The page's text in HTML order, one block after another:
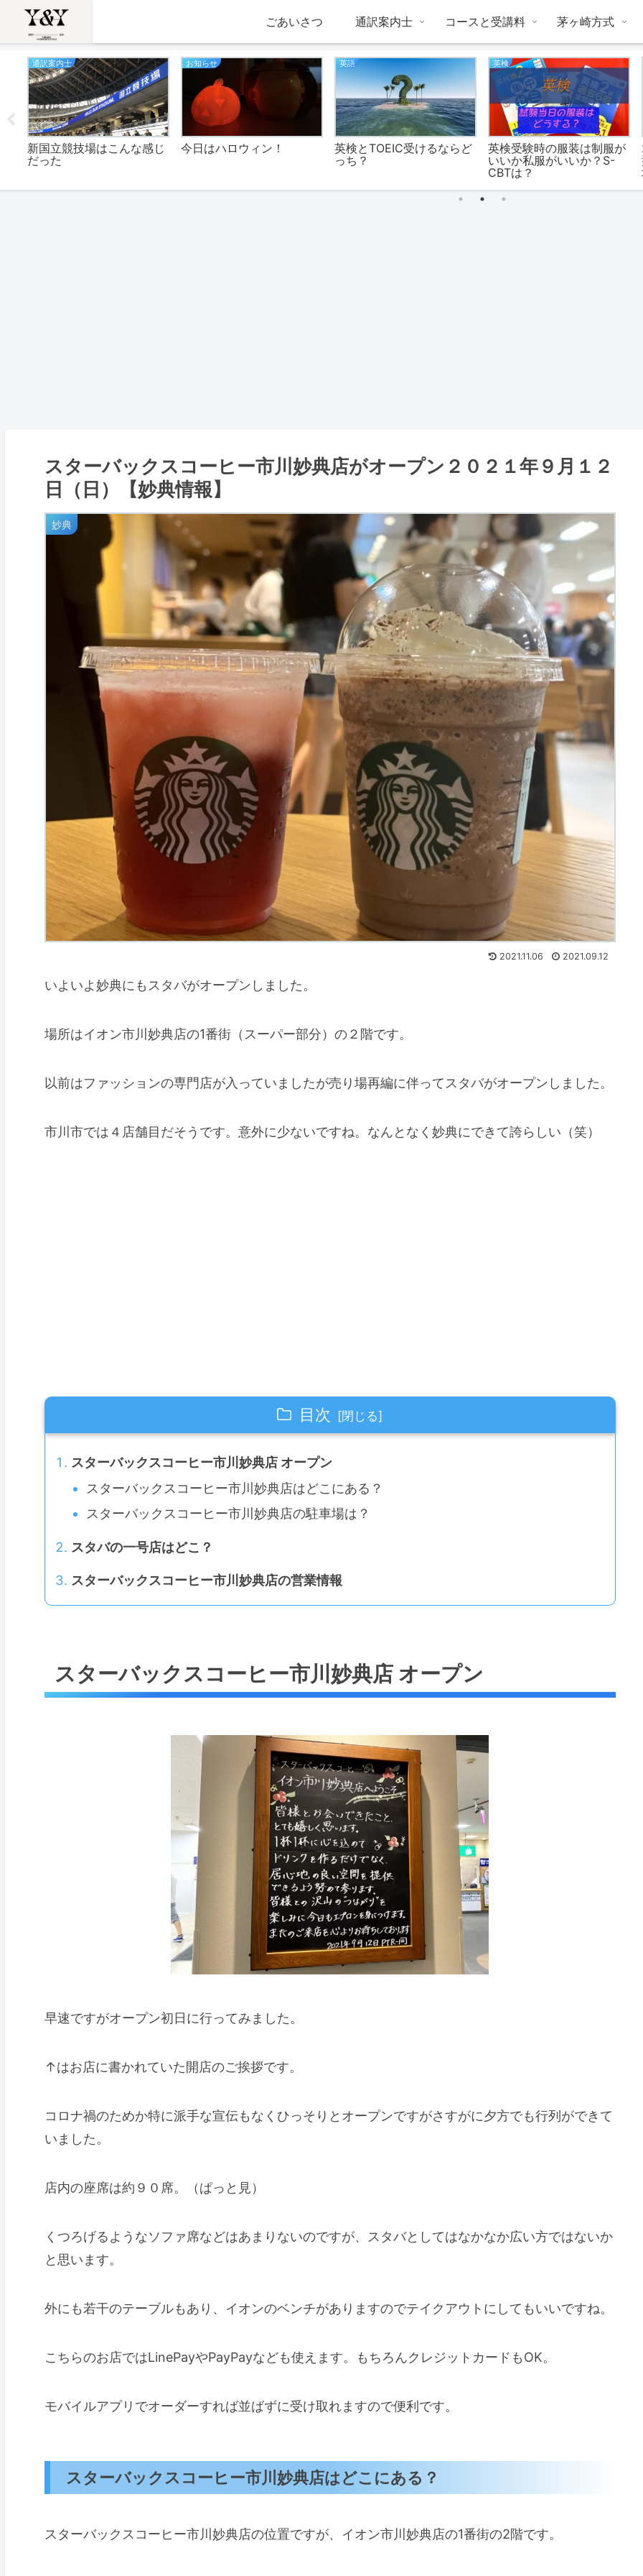
ごあいさつ 通訳案内士 コースと受講料 茅ヶ崎方式
通訳案内士
新国立競技場はこんな感じ
だった
お知らせ
今日はハロウィン！
英語
英検とTOEIC受けるならど
っち？
英検
英検受験時の服装は制服が
いいか私服がいいか？S-
CBTは？
スターバックスコーヒー市川妙典店がオープン２０２１年９月１２
日（日）【妙典情報】
妙典
2021.11.06 2021.09.12
いよいよ妙典にもスタバがオープンしました。
場所はイオン市川妙典店の1番街（スーパー部分）の２階です。
以前はファッションの専門店が入っていましたが売り場再編に伴ってスタバがオープンしました。
市川市では４店舗目だそうです。意外に少ないですね。なんとなく妙典にできて誇らしい（笑）
目次
スターバックスコーヒー市川妙典店 オープン
スターバックスコーヒー市川妙典店はどこにある？
スターバックスコーヒー市川妙典店の駐車場は？
スタバの一号店はどこ？
スターバックスコーヒー市川妙典店の営業情報
スターバックスコーヒー市川妙典店 オープン
早速ですがオープン初日に行ってみました。
↑はお店に書かれていた開店のご挨拶です。
コロナ禍のためか特に派手な宣伝もなくひっそりとオープンですがさすがに夕方でも行列ができて
いました。
店内の座席は約９０席。（ぱっと見）
くつろげるようなソファ席などはあまりないのですが、スタバとしてはなかなか広い方ではないか
と思います。
外にも若干のテーブルもあり、イオンのベンチがありますのでテイクアウトにしてもいいですね。
こちらのお店ではLinePayやPayPayなども使えます。もちろんクレジットカードもOK。
モバイルアプリでオーダーすれば並ばずに受け取れますので便利です。
スターバックスコーヒー市川妙典店はどこにある？
スターバックスコーヒー市川妙典店の位置ですが、イオン市川妙典店の1番街の2階です。